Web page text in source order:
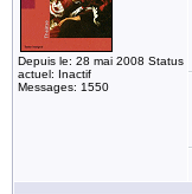
Depuis le: 28 mai 2008 Status
actuel: Inactif
Messages: 1550